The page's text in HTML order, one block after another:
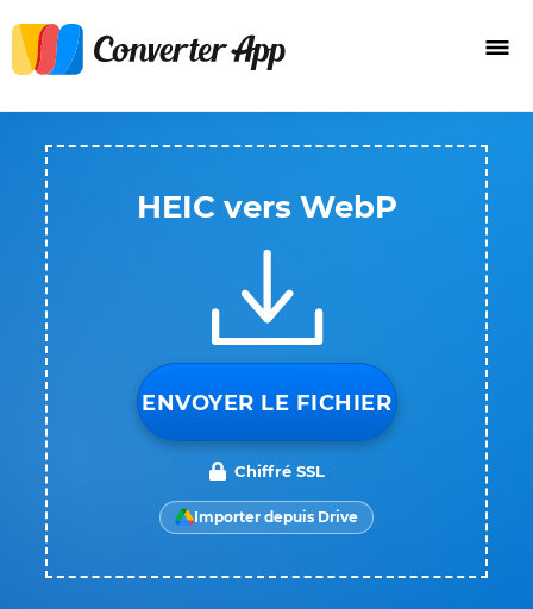
HEIC vers WebP
ENVOYER LE FICHIER
Chiffré SSL
Importer depuis Drive